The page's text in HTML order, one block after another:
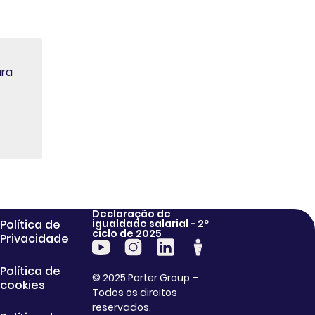
Política de
Privacidade
Política de
cookies
Declaração de
igualdade salarial - 2º
ciclo de 2025
© 2025 Porter Group –
Todos os direitos
reservados.